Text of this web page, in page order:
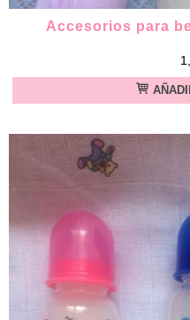
Accesorios para